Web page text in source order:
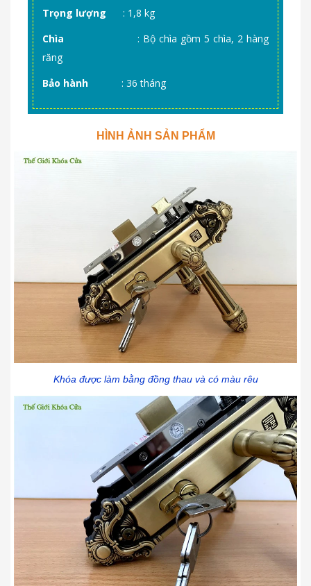
Trọng lượng : 1,8 kg
Chìa
: Bộ chìa gồm 5 chìa, 2 hàng
răng
Bảo hành : 36 tháng
HÌNH ẢNH SẢN PHẨM
Khóa được làm bằng đồng thau và có màu rêu